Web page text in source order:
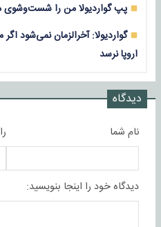
پپ گواردیولا من را شست‌وشوی
گواردیولا: آخرالزمان نمی‌شود
اروپا نرسد
دیدگاه
نام شما
دیدگاه خود را اینجا بنویسید: